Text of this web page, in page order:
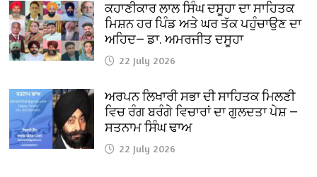
ਕਹਾਣੀਕਾਰ ਲਾਲ ਸਿੰਘ ਦਸੂਹਾ ਦਾ ਸਾਹਿਤਕ
ਮਿਸ਼ਨ ਹਰ ਪਿੰਡ ਅਤੇ ਘਰ ਤੱਕ ਪਹੁੰਚਾਉਣ ਦਾ
ਅਹਿਦ— ਡਾ. ਅਮਰਜੀਤ ਦਸੂਹਾ
22 July 2026
ਅਰਪਨ ਲਿਖਾਰੀ ਸਭਾ ਦੀ ਸਾਹਿਤਕ ਮਿਲਣੀ
ਵਿਚ ਰੰਗ ਬਰੰਗੇ ਵਿਚਾਰਾਂ ਦਾ ਗੁਲਦਤਾ ਪੇਸ਼ —
ਸਤਨਾਮ ਸਿੰਘ ਢਾਅ
22 July 2026